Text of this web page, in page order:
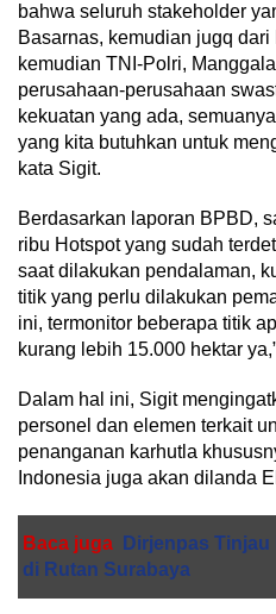
bahwa seluruh stakeholder
Basarnas, kemudian jugq
kemudian TNI-Polri,
perusahaan-perusahaan
kekuatan yang ada,
yang kita butuhkan untuk
kata Sigit.
Berdasarkan laporan BPBD,
ribu Hotspot yang sudah
saat dilakukan pendalaman,
titik yang perlu dilakukan
ini, termonitor beberapa titik
kurang lebih 15.000 hektar
Dalam hal ini, Sigit
personel dan elemen terkait
penanganan karhutla
Indonesia juga akan dilanda
Baca juga
Dirjenpas
di Rutan Surabaya